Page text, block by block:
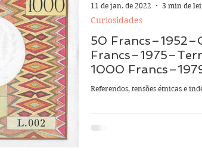
50
1000
Referendos, tensões étnicas e
Curiosidades
11 de jan. de 2022 3 min de